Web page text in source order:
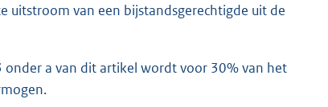
uitstroom van een bijstandsgerechtigde uit de
onder a van dit artikel wordt voor 30% van het